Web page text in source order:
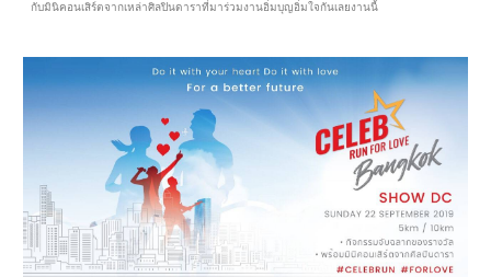
กับมินิคอนเสิร์ตจากเหล่าศิลปินดาราที่มาร่วมงานอิ่มบุญอิ่มใจกันเลยงานนี้